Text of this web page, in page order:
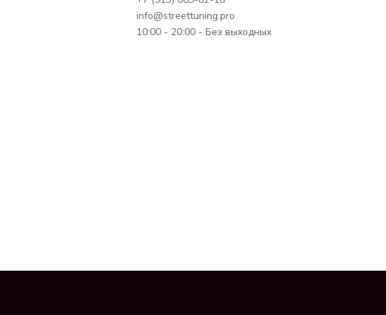
info@streettuning.pro
10:00 - 20:00 - Без выходных